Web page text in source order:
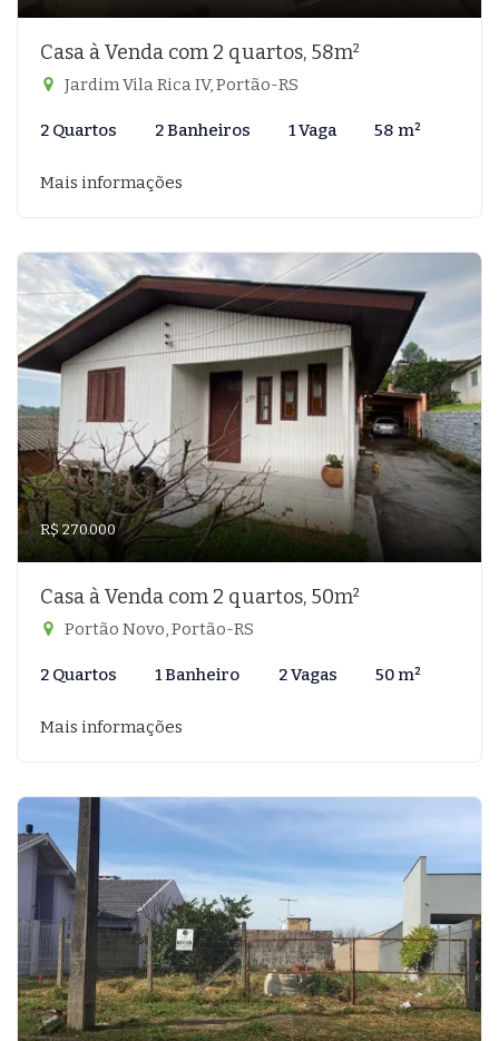
Casa à Venda com 2 quartos, 58m²
Jardim Vila Rica IV, Portão-RS
2 Quartos 2 Banheiros 1 Vaga 58 m²
Mais informações
R$ 270.000
Casa à Venda com 2 quartos, 50m²
Portão Novo, Portão-RS
2 Quartos 1 Banheiro 2 Vagas 50 m²
Mais informações